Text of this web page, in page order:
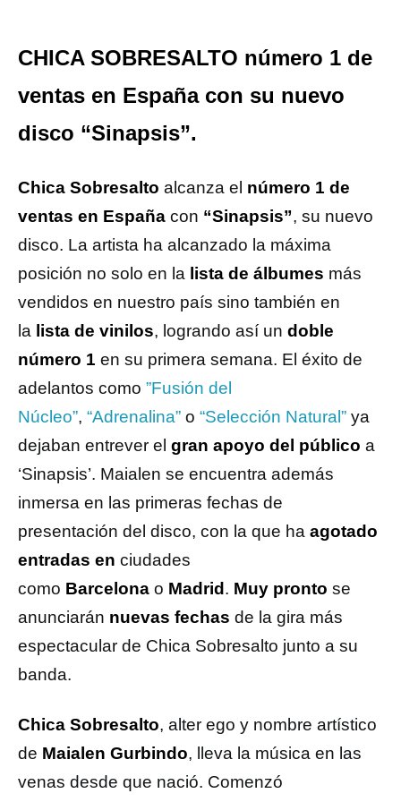
CHICA SOBRESALTO número 1 de
ventas en España con su nuevo
disco “Sinapsis”.
Chica Sobresalto alcanza el número 1 de
ventas en España con “Sinapsis”, su nuevo
disco. La artista ha alcanzado la máxima
posición no solo en la lista de álbumes más
vendidos en nuestro país sino también en
la lista de vinilos, logrando así un doble
número 1 en su primera semana. El éxito de
adelantos como ”Fusión del
Núcleo”, “Adrenalina” o “Selección Natural” ya
dejaban entrever el gran apoyo del público a
‘Sinapsis’. Maialen se encuentra además
inmersa en las primeras fechas de
presentación del disco, con la que ha agotado
entradas en ciudades
como Barcelona o Madrid . Muy pronto se
anunciarán nuevas fechas de la gira más
espectacular de Chica Sobresalto junto a su
banda.
Chica Sobresalto, alter ego y nombre artístico
de Maialen Gurbindo, lleva la música en las
venas desde que nació. Comenzó